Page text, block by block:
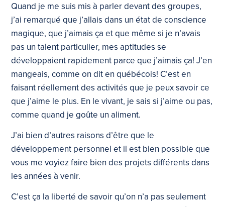
Quand je me suis mis à parler devant des groupes,
j’ai remarqué que j’allais dans un état de conscience
magique, que j’aimais ça et que même si je n’avais
pas un talent particulier, mes aptitudes se
développaient rapidement parce que j’aimais ça! J’en
mangeais, comme on dit en québécois! C’est en
faisant réellement des activités que je peux savoir ce
que j’aime le plus. En le vivant, je sais si j’aime ou pas,
comme quand je goûte un aliment.
J’ai bien d’autres raisons d’être que le
développement personnel et il est bien possible que
vous me voyiez faire bien des projets différents dans
les années à venir.
C’est ça la liberté de savoir qu’on n’a pas seulement